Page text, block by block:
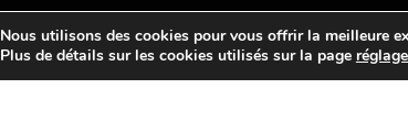
Nous utilisons des cookies pour vous offrir la meilleure
Plus de détails sur les cookies utilisés sur la page